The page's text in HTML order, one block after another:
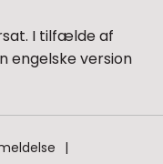
I tilfælde af
engelske version